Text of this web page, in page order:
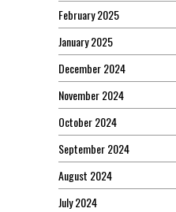
February 2025
January 2025
December 2024
November 2024
October 2024
September 2024
August 2024
July 2024